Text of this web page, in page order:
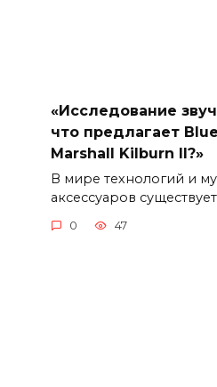
«Исследование
что предлагает
Marshall Kilburn II?»
В мире технологий и
аксессуаров существует
0 47